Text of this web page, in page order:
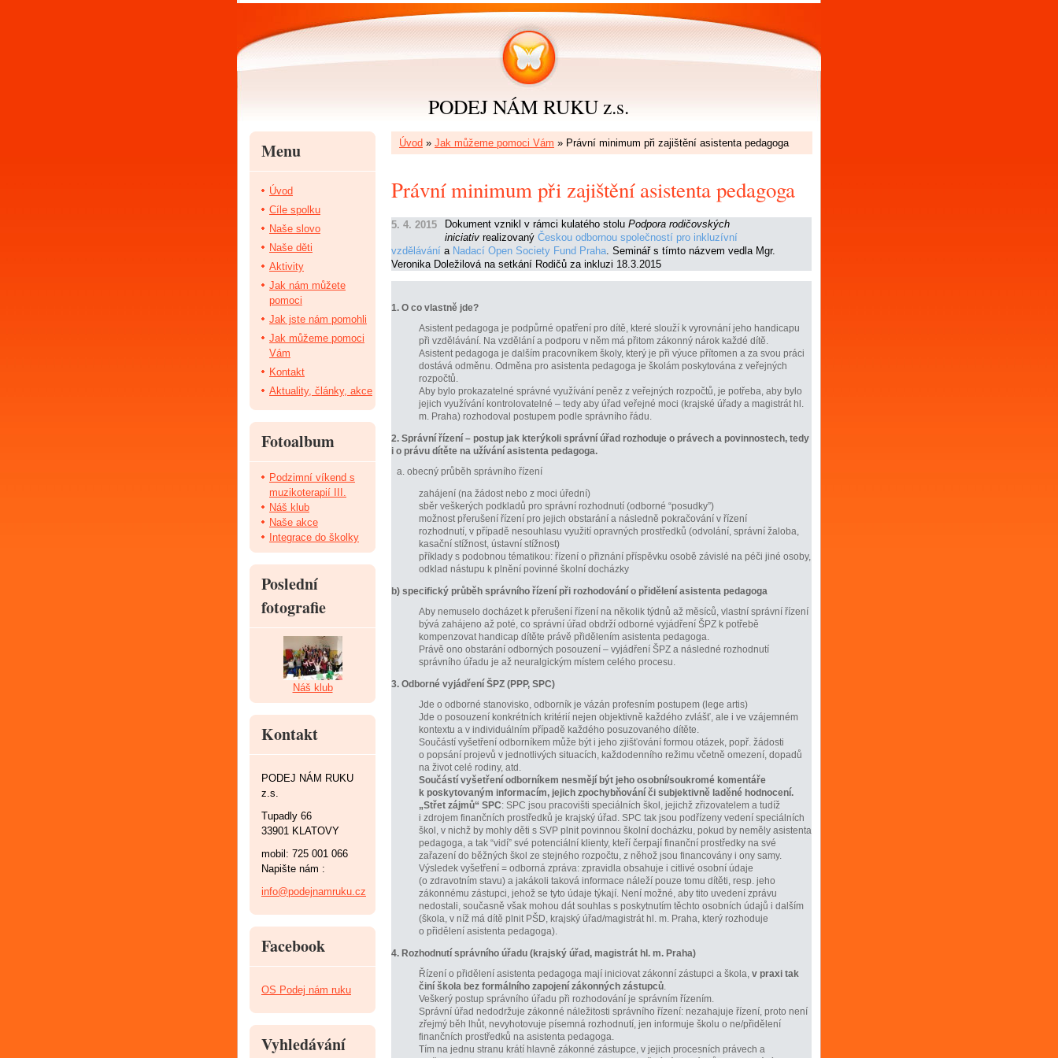
PODEJ NÁM RUKU z.s.
Úvod » Jak můžeme pomoci Vám » Právní minimum při zajištění asistenta pedagoga
Právní minimum při zajištění asistenta pedagoga
5. 4. 2015 Dokument vznikl v rámci kulatého stolu Podpora rodičovských
iniciativ realizovaný Českou odbornou společností pro inkluzívní
vzdělávání a Nadací Open Society Fund Praha. Seminář s tímto názvem vedla Mgr.
Veronika Doležilová na setkání Rodičů za inkluzi 18.3.2015
1. O co vlastně jde?
Asistent pedagoga je podpůrné opatření pro dítě, které slouží k vyrovnání jeho handicapu
při vzdělávání. Na vzdělání a podporu v něm má přitom zákonný nárok každé dítě.
Asistent pedagoga je dalším pracovníkem školy, který je při výuce přítomen a za svou práci
dostává odměnu. Odměna pro asistenta pedagoga je školám poskytována z veřejných
rozpočtů.
Aby bylo prokazatelné správné využívání peněz z veřejných rozpočtů, je potřeba, aby bylo
jejich využívání kontrolovatelné – tedy aby úřad veřejné moci (krajské úřady a magistrát hl.
m. Praha) rozhodoval postupem podle správního řádu.
2. Správní řízení – postup jak kterýkoli správní úřad rozhoduje o právech a povinnostech, tedy
i o právu dítěte na užívání asistenta pedagoga.
obecný průběh správního řízení
zahájení (na žádost nebo z moci úřední)
sběr veškerých podkladů pro správní rozhodnutí (odborné “posudky”)
možnost přerušení řízení pro jejich obstarání a následně pokračování v řízení
rozhodnutí, v případě nesouhlasu využití opravných prostředků (odvolání, správní žaloba,
kasační stížnost, ústavní stížnost)
příklady s podobnou tématikou: řízení o přiznání příspěvku osobě závislé na péči jiné osoby,
odklad nástupu k plnění povinné školní docházky
b) specifický průběh správního řízení při rozhodování o přidělení asistenta pedagoga
Aby nemuselo docházet k přerušení řízení na několik týdnů až měsíců, vlastní správní řízení
bývá zahájeno až poté, co správní úřad obdrží odborné vyjádření ŠPZ k potřebě
kompenzovat handicap dítěte právě přidělením asistenta pedagoga.
Právě ono obstarání odborných posouzení – vyjádření ŠPZ a následné rozhodnutí
správního úřadu je až neuralgickým místem celého procesu.
3. Odborné vyjádření ŠPZ (PPP, SPC)
Jde o odborné stanovisko, odborník je vázán profesním postupem (lege artis)
Jde o posouzení konkrétních kritérií nejen objektivně každého zvlášť, ale i ve vzájemném
kontextu a v individuálním případě každého posuzovaného dítěte.
Součástí vyšetření odborníkem může být i jeho zjišťování formou otázek, popř. žádosti
o popsání projevů v jednotlivých situacích, každodenního režimu včetně omezení, dopadů
na život celé rodiny, atd.
Součástí vyšetření odborníkem nesmějí být jeho osobní/soukromé komentáře
k poskytovaným informacím, jejich zpochybňování či subjektivně laděné hodnocení.
„Střet zájmů“ SPC: SPC jsou pracovišti speciálních škol, jejichž zřizovatelem a tudíž
i zdrojem finančních prostředků je krajský úřad. SPC tak jsou podřízeny vedení speciálních
škol, v nichž by mohly děti s SVP plnit povinnou školní docházku, pokud by neměly asistenta
pedagoga, a tak “vidí” své potenciální klienty, kteří čerpají finanční prostředky na své
zařazení do běžných škol ze stejného rozpočtu, z něhož jsou financovány i ony samy.
Výsledek vyšetření = odborná zpráva: zpravidla obsahuje i citlivé osobní údaje
(o zdravotním stavu) a jakákoli taková informace náleží pouze tomu dítěti, resp. jeho
zákonnému zástupci, jehož se tyto údaje týkají. Není možné, aby tito uvedení zprávu
nedostali, současně však mohou dát souhlas s poskytnutím těchto osobních údajů i dalším
(škola, v níž má dítě plnit PŠD, krajský úřad/magistrát hl. m. Praha, který rozhoduje
o přidělení asistenta pedagoga).
4. Rozhodnutí správního úřadu (krajský úřad, magistrát hl. m. Praha)
Řízení o přidělení asistenta pedagoga mají iniciovat zákonní zástupci a škola, v praxi tak
činí škola bez formálního zapojení zákonných zástupců
Veškerý postup správního úřadu při rozhodování je správním řízením.
Správní úřad nedodržuje zákonné náležitosti správního řízení: nezahajuje řízení, proto není
zřejmý běh lhůt, nevyhotovuje písemná rozhodnutí, jen informuje školu o ne/přidělení
finančních prostředků na asistenta pedagoga.
Tím na jednu stranu krátí hlavně zákonné zástupce, v jejich procesních právech a
Menu
Úvod
Cíle spolku
Naše slovo
Naše děti
Aktivity
Jak nám můžete
pomoci
Jak jste nám pomohli
Jak můžeme pomoci
Vám
Kontakt
Aktuality, články, akce
Fotoalbum
Podzimní víkend s
muzikoterapií III.
Náš klub
Naše akce
Integrace do školky
Poslední
fotografie
Náš klub
Kontakt
PODEJ NÁM RUKU
z.s.
Tupadly 66
33901 KLATOVY
mobil: 725 001 066
Napište nám :
info@podejnamruku.cz
Facebook
OS Podej nám ruku
Vyhledávání